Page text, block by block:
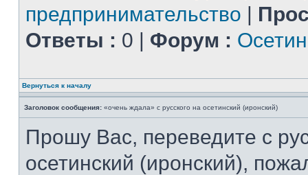
предпринимательство |
Ответы : 0 | Форум :
Вернуться к началу
Заголовок сообщения: «очень ждала» с русского на осетинский (иронский)
Прошу Вас, переведите с
осетинский (иронский),